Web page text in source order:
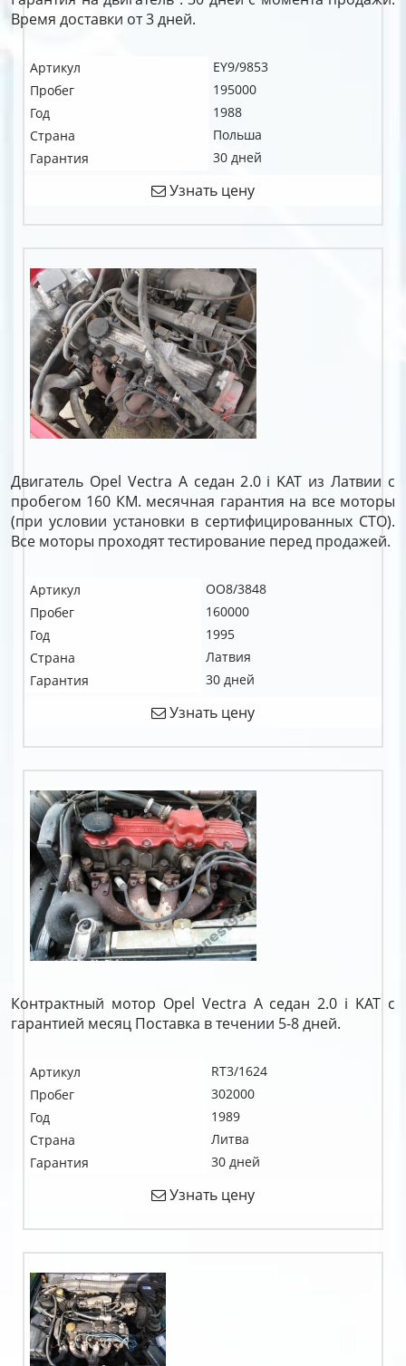
Время доставки от 3 дней.
Артикул
EY9/9853
Пробег
195000
Год
1988
Страна
Польша
Гарантия
30 дней
Узнать цену
Двигатель Opel Vectra A седан 2.0 i KAT из Латвии с
пробегом 160 КМ. месячная гарантия на все моторы
(при условии установки в сертифицированных СТО).
Все моторы проходят тестирование перед продажей.
Артикул
OO8/3848
Пробег
160000
Год
1995
Страна
Латвия
Гарантия
30 дней
Узнать цену
Контрактный мотор Opel Vectra A седан 2.0 i KAT c
гарантией месяц Поставка в течении 5-8 дней.
Артикул
RT3/1624
Пробег
302000
Год
1989
Страна
Литва
Гарантия
30 дней
Узнать цену